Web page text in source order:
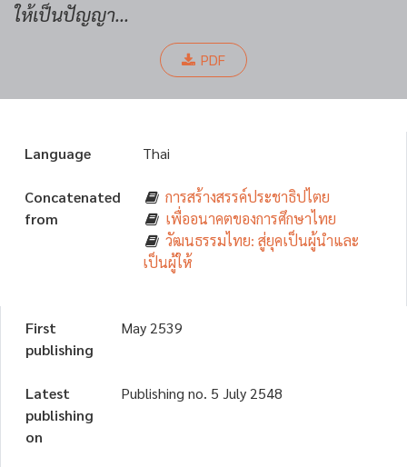
ให้เป็นปัญญา...
PDF
Language Thai
Concatenated
from
การสร้างสรรค์ประชาธิปไตย
เพื่ออนาคตของการศึกษาไทย
วัฒนธรรมไทย: สู่ยุคเป็นผู้นำและ
เป็นผู้ให้
First
publishing
May 2539
Latest
publishing
on
Publishing no. 5 July 2548